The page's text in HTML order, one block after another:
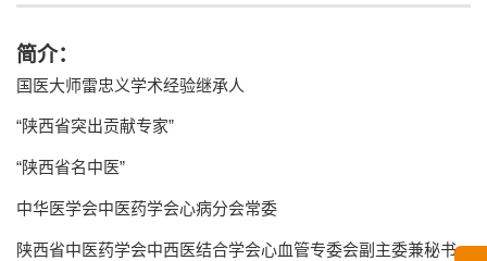
简介：
国医大师雷忠义学术经验继承人
“陕西省突出贡献专家”
“陕西省名中医”
中华医学会中医药学会心病分会常委
陕西省中医药学会中西医结合学会心血管专委会副主委兼秘书